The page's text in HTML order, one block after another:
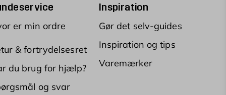
er min ordre
& fortrydelsesret
du brug for hjælp?
og svar
Inspiration
Gør det selv-guides
Inspiration og tips
Varemærker